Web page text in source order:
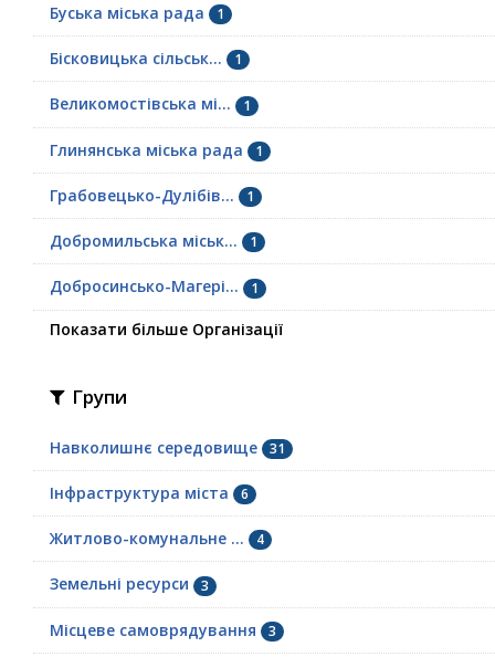
Буська міська рада 1
Бісковицька сільськ... 1
Великомостівська мі... 1
Глинянська міська рада 1
Грабовецько-Дулібів... 1
Добромильська міськ... 1
Добросинсько-Магері... 1
Показати більше Організації
Групи
Навколишнє середовище 31
Інфраструктура міста 6
Житлово-комунальне ... 4
Земельні ресурси 3
Місцеве самоврядування 3